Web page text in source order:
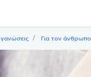
Για τον άνθρωπο